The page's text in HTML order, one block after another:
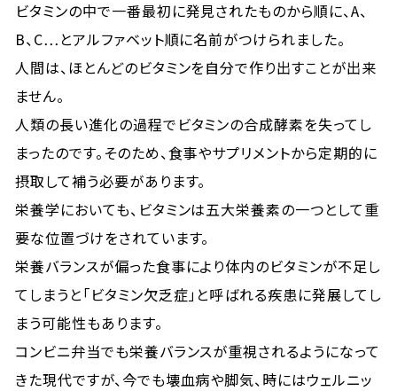
ビタミンの中で一番最初に発見されたものから順に、A、
B、C…とアルファベット順に名前がつけられました。
人間は、ほとんどのビタミンを自分で作り出すことが出来
ません。
人類の長い進化の過程でビタミンの合成酵素を失ってし
まったのです。そのため、食事やサプリメントから定期的に
摂取して補う必要があります。
栄養学においても、ビタミンは五大栄養素の一つとして重
要な位置づけをされています。
栄養バランスが偏った食事により体内のビタミンが不足し
てしまうと「ビタミン欠乏症」と呼ばれる疾患に発展してし
まう可能性もあります。
コンビニ弁当でも栄養バランスが重視されるようになって
きた現代ですが、今でも壊血病や脚気、時にはウェルニッ